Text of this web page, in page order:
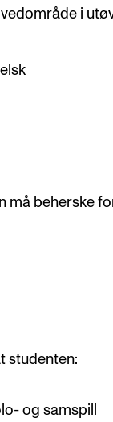
studioes
i
må beherske
studenten:
og samspill